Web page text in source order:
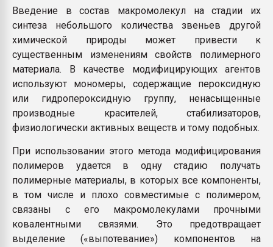
Введение в состав макромолекул на стадии их
синтеза небольшого количества звеньев другой
химической природы может привести к
существенным изменениям свойств полимерного
материала. В качестве модифицирующих агентов
используют мономеры, содержащие пероксидную
или гидропероксидную группу, ненасыщенные
производные красителей, стабилизаторов,
физиологически активных веществ и тому подобных.
При использовании этого метода модифицирования
полимеров удается в одну стадию получать
полимерные материалы, в которых все компоненты,
в том числе и плохо совместимые с полимером,
связаны с его макромолекулами прочными
ковалентными связями. Это предотвращает
выделение («выпотевание») компонентов на